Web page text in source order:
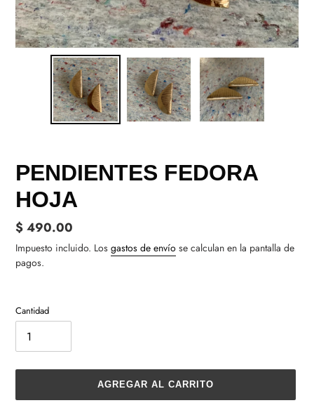
PENDIENTES FEDORA
HOJA
Precio
habitual
$ 490.00
Impuesto incluido. Los gastos de envío se calculan en la pantalla de
pagos.
Cantidad
AGREGAR AL CARRITO